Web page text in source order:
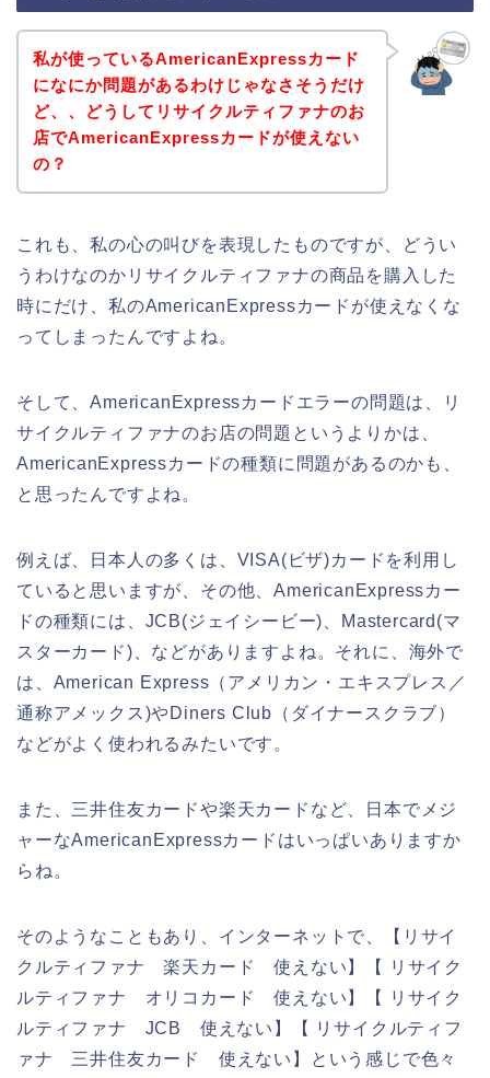
私が使っているAmericanExpressカード
になにか問題があるわけじゃなさそうだけ
ど、、どうしてリサイクルティファナのお
店でAmericanExpressカードが使えない
の？
これも、私の心の叫びを表現したものですが、どうい
うわけなのかリサイクルティファナの商品を購入した
時にだけ、私のAmericanExpressカードが使えなくな
ってしまったんですよね。
そして、AmericanExpressカードエラーの問題は、リ
サイクルティファナのお店の問題というよりかは、
AmericanExpressカードの種類に問題があるのかも、
と思ったんですよね。
例えば、日本人の多くは、VISA(ビザ)カードを利用し
ていると思いますが、その他、AmericanExpressカー
ドの種類には、JCB(ジェイシービー)、Mastercard(マ
スターカード)、などがありますよね。それに、海外で
は、American Express（アメリカン・エキスプレス／
通称アメックス)やDiners Club（ダイナースクラブ）
などがよく使われるみたいです。
また、三井住友カードや楽天カードなど、日本でメジ
ャーなAmericanExpressカードはいっぱいありますか
らね。
そのようなこともあり、インターネットで、【リサイ
クルティファナ 楽天カード 使えない】【 リサイク
ルティファナ オリコカード 使えない】【 リサイク
ルティファナ JCB 使えない】【 リサイクルティフ
ァナ 三井住友カード 使えない】という感じで色々